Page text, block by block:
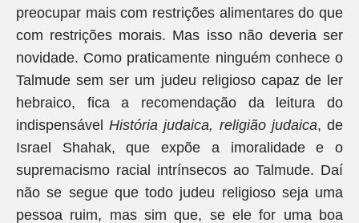
preocupar mais com restrições alimentares do que
com restrições morais. Mas isso não deveria ser
novidade. Como praticamente ninguém conhece o
Talmude sem ser um judeu religioso capaz de ler
hebraico, fica a recomendação da leitura do
indispensávelHistória judaica, religião judaica, de
Israel Shahak, que expõe a imoralidade e o
supremacismo racial intrínsecos ao Talmude. Daí
não se segue que todo judeu religioso seja uma
pessoa ruim, mas sim que, se ele for uma boa